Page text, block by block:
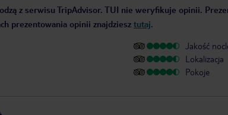
z serwisu TripAdvisor. TUI nie weryfikuje opinii.
prezentowania opinii znajdziesz tutaj.
Jakość
Lokalizacja
Pokoje